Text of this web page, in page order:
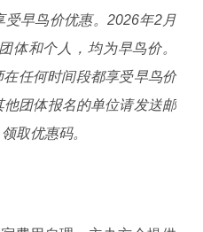
受早鸟价优惠。2026年2月
体和个人，均为早鸟价。
在任何时间段都享受早鸟价
团体报名的单位请发送邮
取优惠码。